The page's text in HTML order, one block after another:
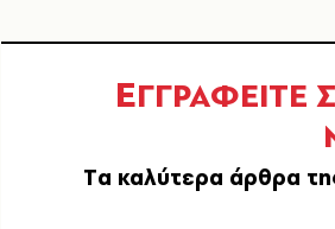
ΕΓΓΡΑΦΕΙΤΕ
Tα καλύτερα άρθρα